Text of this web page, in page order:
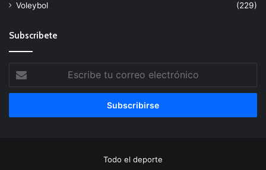
Voleybol
(229)
Subscribete
tu
correo
Todo el deporte